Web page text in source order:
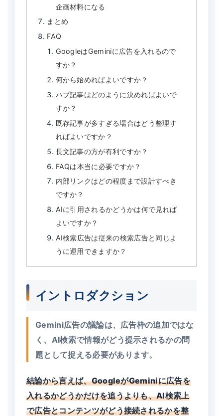
企画材料になる
まとめ
FAQ
GoogleはGeminiに広告を入れるので
すか？
何から始めればよいですか？
ハブ記事はどのように決めればよいで
すか？
既存記事が多すぎる場合はどう整理す
ればよいですか？
長文記事の方が有利ですか？
FAQは本当に必要ですか？
内部リンクはどの程度まで設計すべき
ですか？
AIに引用されるかどうかは何で見れば
よいですか？
AI検索広告は従来の検索広告と同じよ
うに運用できますか？
イントロダクション
Gemini広告の議論は、広告枠の追加ではな
く、AI検索で情報がどう提示されるかの問
題として捉える必要があります。
結論から言えば、GoogleがGeminiに広告を
入れるかどうかだけを追うよりも、AI検索上
で広告とコンテンツがどう接続されるかを整